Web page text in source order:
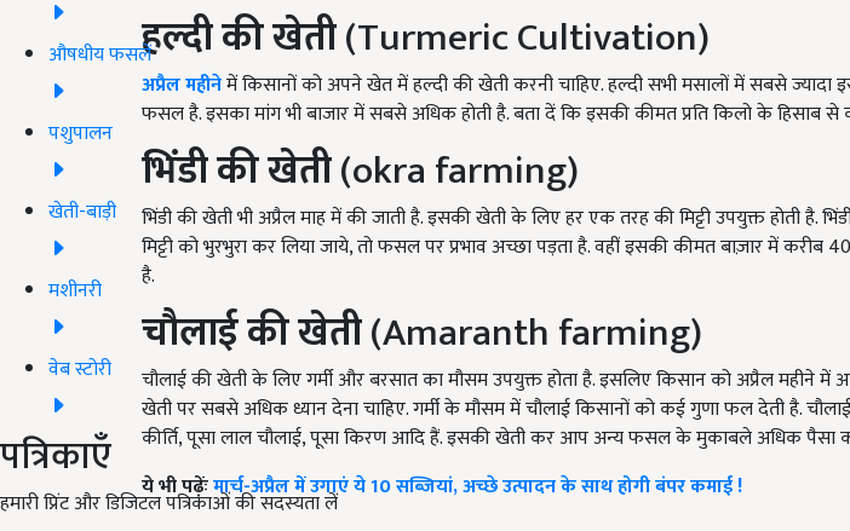
औषधीय फसलें
पशुपालन
खेती-बाड़ी
मशीनरी
वेब स्टोरी
पत्रिकाएँ
हमारी प्रिंट और डिजिटल पत्रिकाओं की सदस्यता लें
हल्दी की खेती(Turmeric Cultivation)
अप्रैल महीनेमें किसानों को अपने खेत में हल्दी की खेती करनी चाहिए. हल्दी सभी मसालों में सबसे ज्यादा
फसल है. इसका मांग भी बाजार में सबसे अधिक होती है. बता दें कि इसकी कीमत प्रति किलो के हिसाब
भिंडी की खेती(okra farming)
भिंडी की खेती भी अप्रैल माह में की जाती है. इसकी खेती के लिए हर एक तरह की मिट्टी उपयुक्त होती है.
मिट्टी को भुरभुरा कर लिया जाये, तो फसल पर प्रभाव अच्छा पड़ता है. वहीं इसकी कीमत बाज़ार में करीब
है.
चौलाई की खेती(Amaranth farming)
चौलाई की खेती के लिए गर्मी और बरसात का मौसम उपयुक्त होता है. इसलिए किसान को अप्रैल महीने में
खेती पर सबसे अधिक ध्यान देना चाहिए. गर्मी के मौसम में चौलाई किसानों को कई गुणा फल देती है.
कीर्ति, पूसा लाल चौलाई, पूसा किरण आदि हैं. इसकी खेती कर आप अन्य फसल के मुकाबले अधिक पैसा
ये भी पढ़ेंःमार्च-अप्रैल में उगाएं ये 10 सब्जियां, अच्छे उत्पादन के साथ होगी बंपर कमाई !